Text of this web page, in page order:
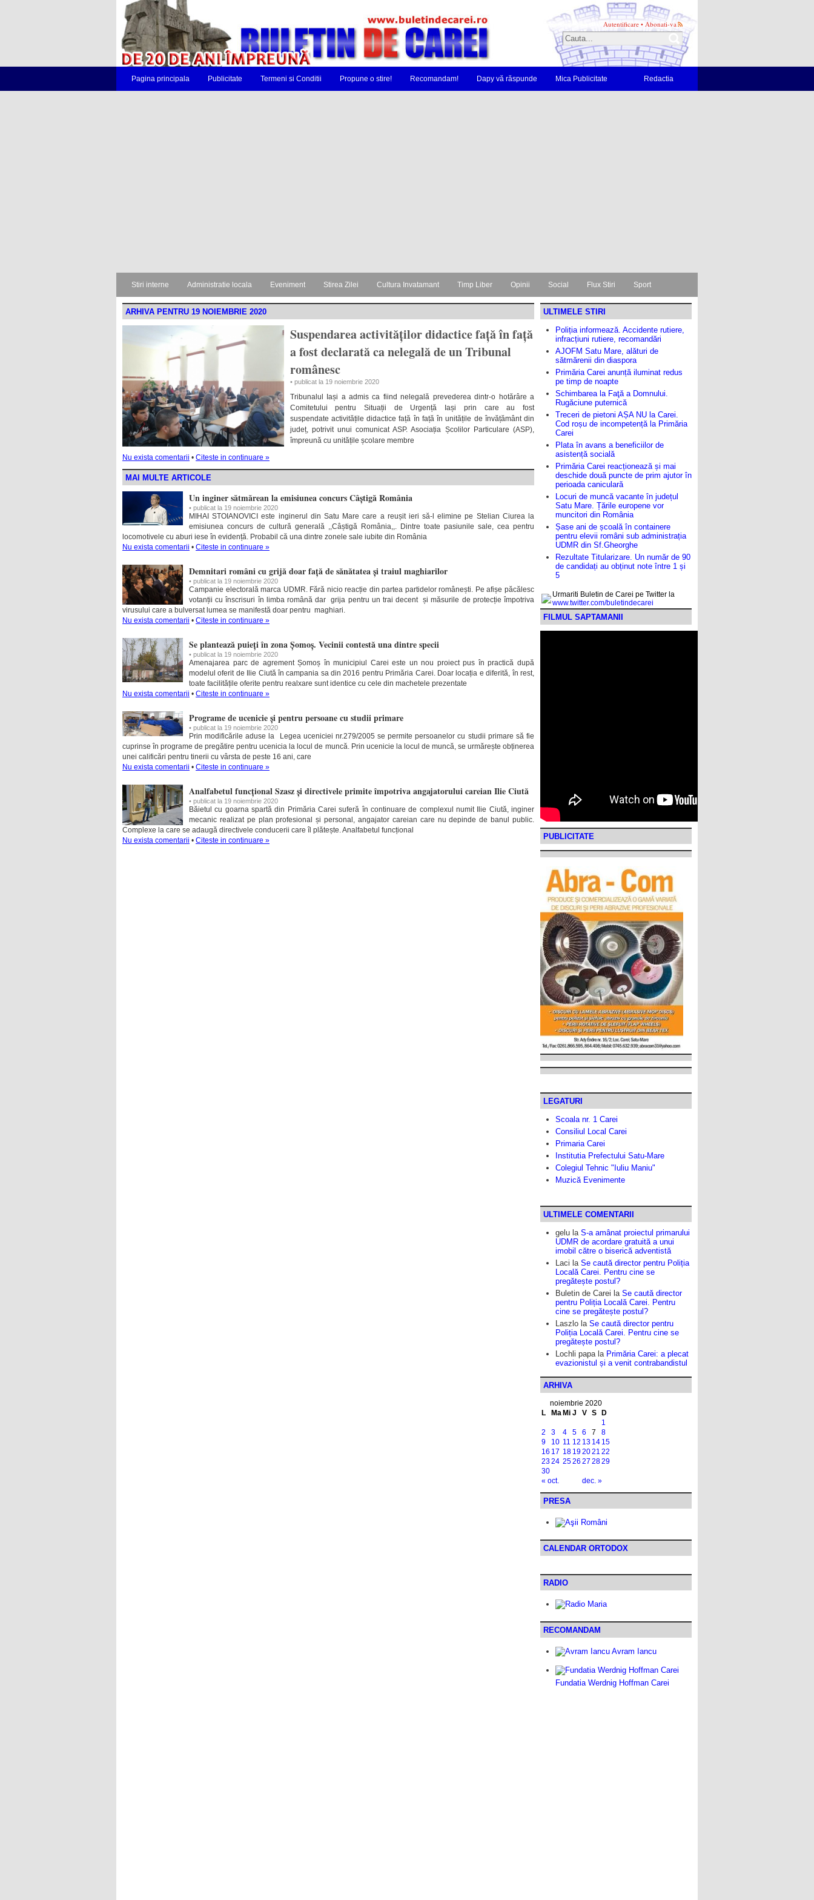
Autentificare • Abonati-va
Pagina principala Publicitate Termeni si Conditii Propune o stire! Recomandam! Dapy vă răspunde Mica Publicitate Redactia
Stiri interne Administratie locala Eveniment Stirea Zilei Cultura Invatamant Timp Liber Opinii Social Flux Stiri Sport
ARHIVA PENTRU 19 NOIEMBRIE 2020
Suspendarea activităților didactice față în față
a fost declarată ca nelegală de un Tribunal
românesc
• publicat la 19 noiembrie 2020
Tribunalul Iași a admis ca fiind nelegală prevederea dintr-o hotărâre a
Comitetului pentru Situații de Urgență Iași prin care au fost
suspendate activitățile didactice față în față în unitățile de învățământ din
județ, potrivit unui comunicat ASP. Asociația Școlilor Particulare (ASP),
împreună cu unitățile școlare membre
Nu exista comentarii • Citeste in continuare »
MAI MULTE ARTICOLE
Un inginer sătmărean la emisiunea concurs Câștigă România
• publicat la 19 noiembrie 2020
MIHAI STOIANOVICI este inginerul din Satu Mare care a reușit ieri să-l elimine pe Stelian Ciurea la
emisiunea concurs de cultură generală ,,Câștigă România,,. Dintre toate pasiunile sale, cea pentru
locomotivele cu aburi iese în evidență. Probabil că una dintre zonele sale iubite din România
Nu exista comentarii • Citeste in continuare »
Demnitari români cu grijă doar față de sănătatea și traiul maghiarilor
• publicat la 19 noiembrie 2020
Campanie electorală marca UDMR. Fără nicio reacție din partea partidelor românești. Pe afișe păcălesc
votanții cu înscrisuri în limba română dar grija pentru un trai decent și măsurile de protecție împotriva
virusului care a bulversat lumea se manifestă doar pentru maghiari.
Nu exista comentarii • Citeste in continuare »
Se plantează puieți în zona Șomoș. Vecinii contestă una dintre specii
• publicat la 19 noiembrie 2020
Amenajarea parc de agrement Șomoș în municipiul Carei este un nou proiect pus în practică după
modelul oferit de Ilie Ciută în campania sa din 2016 pentru Primăria Carei. Doar locația e diferită, în rest,
toate facilitățile oferite pentru realxare sunt identice cu cele din machetele prezentate
Nu exista comentarii • Citeste in continuare »
Programe de ucenicie și pentru persoane cu studii primare
• publicat la 19 noiembrie 2020
Prin modificările aduse la Legea uceniciei nr.279/2005 se permite persoanelor cu studii primare să fie
cuprinse în programe de pregătire pentru ucenicia la locul de muncă. Prin ucenicie la locul de muncă, se urmărește obținerea
unei calificări pentru tinerii cu vârsta de peste 16 ani, care
Nu exista comentarii • Citeste in continuare »
Analfabetul funcțional Szasz și directivele primite împotriva angajatorului careian Ilie Ciută
• publicat la 19 noiembrie 2020
Băietul cu goarna spartă din Primăria Carei suferă în continuare de complexul numit Ilie Ciută, inginer
mecanic realizat pe plan profesional și personal, angajator careian care nu depinde de banul public.
Complexe la care se adaugă directivele conducerii care îl plătește. Analfabetul funcțional
Nu exista comentarii • Citeste in continuare »
ULTIMELE STIRI
Poliția informează. Accidente rutiere,
infracțiuni rutiere, recomandări
AJOFM Satu Mare, alături de
sătmărenii din diaspora
Primăria Carei anunță iluminat redus
pe timp de noapte
Schimbarea la Faţă a Domnului.
Rugăciune puternică
Treceri de pietoni AȘA NU la Carei.
Cod roșu de incompetență la Primăria
Carei
Plata în avans a beneficiilor de
asistență socială
Primăria Carei reacționează și mai
deschide două puncte de prim ajutor în
perioada caniculară
Locuri de muncă vacante în județul
Satu Mare. Țările europene vor
muncitori din România
Șase ani de școală în containere
pentru elevii români sub administrația
UDMR din Sf.Gheorghe
Rezultate Titularizare. Un număr de 90
de candidați au obținut note între 1 și
5
Urmariti Buletin de Carei pe Twitter la
www.twitter.com/buletindecarei
FILMUL SAPTAMANII
PUBLICITATE
LEGATURI
Scoala nr. 1 Carei
Consiliul Local Carei
Primaria Carei
Institutia Prefectului Satu-Mare
Colegiul Tehnic "Iuliu Maniu"
Muzică Evenimente
ULTIMELE COMENTARII
gelu la S-a amânat proiectul primarului
UDMR de acordare gratuită a unui
imobil către o biserică adventistă
Laci la Se caută director pentru Poliția
Locală Carei. Pentru cine se
pregătește postul?
Buletin de Carei la Se caută director
pentru Poliția Locală Carei. Pentru
cine se pregătește postul?
Laszlo la Se caută director pentru
Poliția Locală Carei. Pentru cine se
pregătește postul?
Lochli papala Primăria Carei: a plecat
evazionistul și a venit contrabandistul
ARHIVA
noiembrie 2020
L
Ma Mi J V S D
« oct. dec. »
1
2
3 4 5 6 7
8
9
10 11 12 13 14 15
16 17 18 192021 22
2324 2526 27 2829
30
PRESA
CALENDAR ORTODOX
RADIO
RECOMANDAM
Avram Iancu
Fundatia Werdnig Hoffman Carei